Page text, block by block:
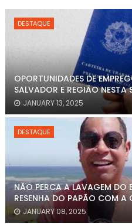
DESTAQUE
OPORTUNIDADES DE
SALVADOR E REGIÃO
JANUARY 13, 2025
DESTAQUE
NÃO PERCA A LAVAGEM
RESENHA DO PAPÃO COM A
JANUARY 08, 2025